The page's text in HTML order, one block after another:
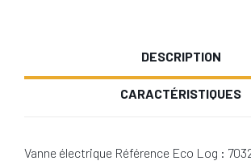
DESCRIPTION
CARACTÉRISTIQUES
Vanne électrique Référence Eco Log :